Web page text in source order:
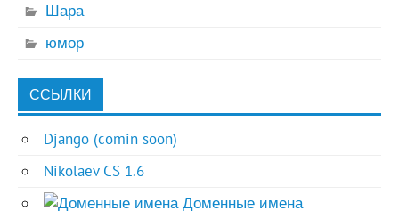
Шара
юмор
ССЫЛКИ
Django (comin soon)
Nikolaev CS 1.6
Доменные имена